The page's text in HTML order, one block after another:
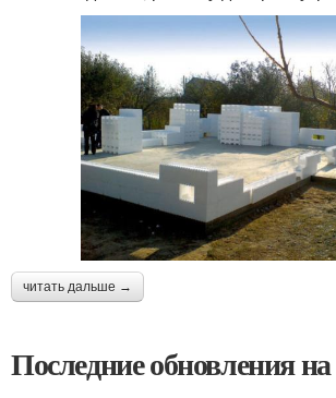
читать дальше →
Последние обновления на